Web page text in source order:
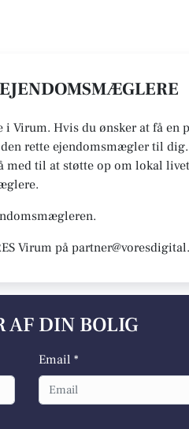
Virum. Hvis du ønsker at få
rette ejendomsmægler til
med til at støtte op om lokal
Virum på
AF DIN BOLIG
Email *